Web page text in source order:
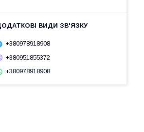
+380978918908
+380951855372
+380978918908